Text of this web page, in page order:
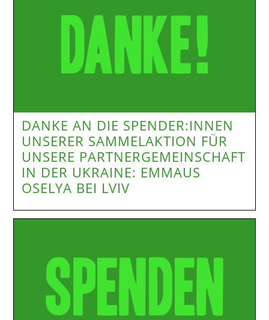
DANKE AN DIE SPENDER:INNEN
UNSERER SAMMELAKTION FÜR
UNSERE PARTNERGEMEINSCHAFT
IN DER UKRAINE: EMMAUS
OSELYA BEI LVIV